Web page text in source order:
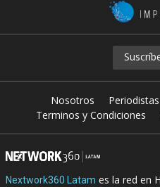
Nosotros Periodistas
Terminos y Condiciones
Nextwork360 Latam es la red en